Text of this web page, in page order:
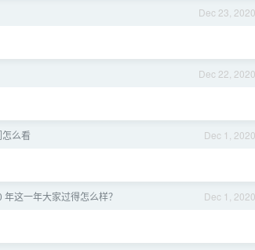
Dec 23, 2020
Dec 22, 2020
Dec 1, 2020
么看
Dec 1, 2020
这一年大家过得怎么样？